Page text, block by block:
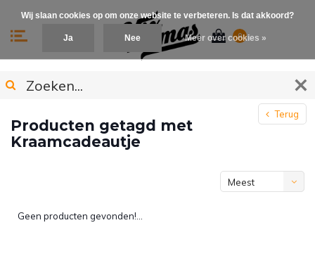
0
Terug
Producten getagd met
Kraamcadeautje
Meest
Geen producten gevonden!...
Wij slaan cookies op om onze website te verbeteren. Is dat akkoord?
Ja Nee Meer over cookies »